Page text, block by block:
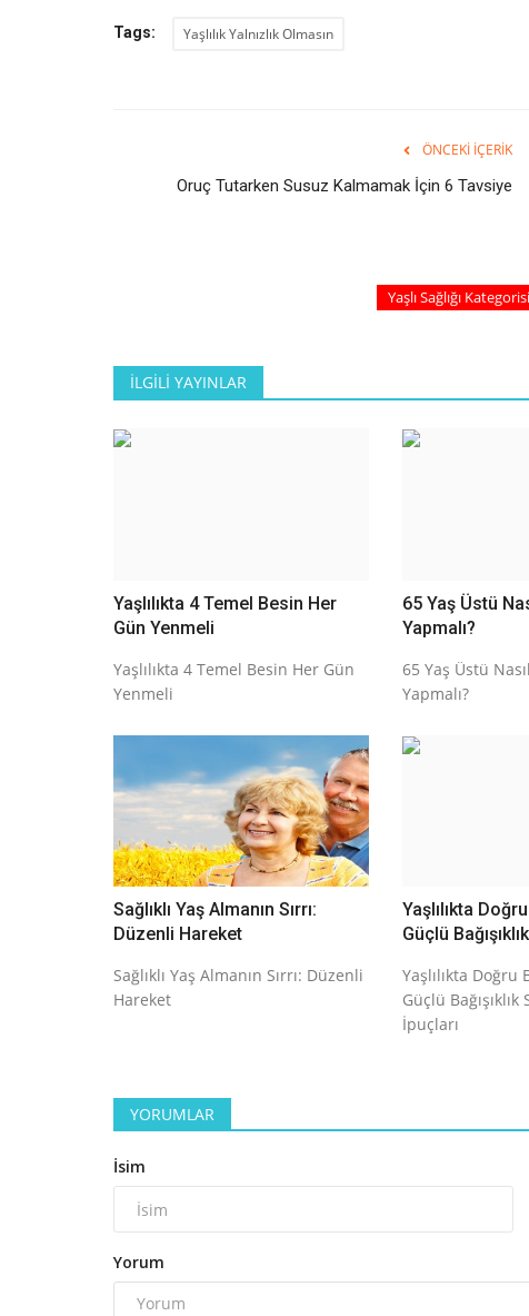
Tags: Yaşlılık Yalnızlık Olmasın
ÖNCEKI İÇERIK
Oruç Tutarken Susuz Kalmamak İçin 6 Tavsiye
Yaşlı Sağlığı
İLGILI YAYINLAR
Yaşlılıkta 4 Temel Besin Her
Gün Yenmeli
Yaşlılıkta 4 Temel Besin Her Gün
Yenmeli
65 Yaş Üstü
Yapmalı?
65 Yaş Üstü
Yapmalı?
Sağlıklı Yaş Almanın Sırrı:
Düzenli Hareket
Sağlıklı Yaş Almanın Sırrı: Düzenli
Hareket
Yaşlılıkta
Güçlü
Yaşlılıkta Doğru
Güçlü
İpuçları
YORUMLAR
İsim
Yorum